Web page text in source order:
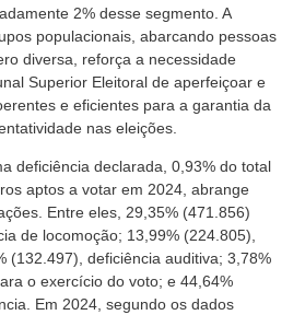
2% desse segmento. A
populacionais, abarcando pessoas
diversa, reforça a necessidade
Superior Eleitoral de aperfeiçoar e
e eficientes para a garantia da
nas eleições.
deficiência declarada, 0,93% do total
aptos a votar em 2024, abrange
Entre eles, 29,35% (471.856)
de locomoção; 13,99% (224.805),
(132.497), deficiência auditiva; 3,78%
o exercício do voto; e 44,64%
Em 2024, segundo os dados